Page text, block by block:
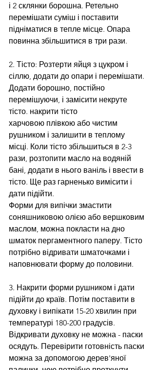
і 2 склянки борошна. Ретельно
перемішати суміш і поставити
підніматися в тепле місце. Опара
повинна збільшитися в три рази.
2. Тісто: Розтерти яйця з цукром і
сіллю, додати до опари і перемішати.
Додати борошно, постійно
перемішуючи, і замісити некруте
тісто. накрити тісто
харчовою плівкою або чистим
рушником і залишити в теплому
місці. Коли тісто збільшиться в 2-3
рази, розтопити масло на водяній
бані, додати в нього ваніль і ввести в
тісто. Ще раз гарненько вимісити і
дати підійти.
Форми для випічки змастити
соняшниковою олією або вершковим
маслом, можна покласти на дно
шматок пергаментного паперу. Тісто
потрібно відривати шматочками і
наповнювати форму до половини.
3. Накрити форми рушником і дати
підійти до країв. Потім поставити в
духовку і випікати 15-20 хвилин при
температурі 180-200 градусів.
Відкривати духовку не можна - паски
осядуть. Перевірити готовність паски
можна за допомогою дерев'яної